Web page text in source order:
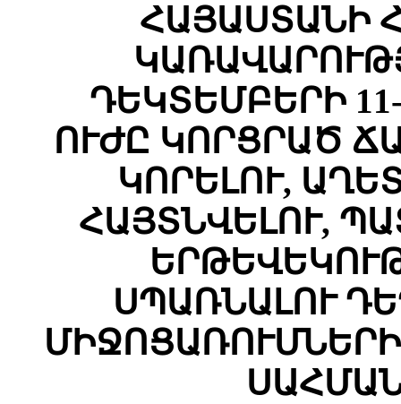
ՀԱՅԱՍՏԱՆԻ
ԴԵԿՏԵՄԲԵՐԻ
ՈՒԺԸ ԿՈՐՑՐԱԾ
ԿՈՐԵԼՈՒ,
ՀԱՅՏՆՎԵԼՈՒ,
ՍՊԱՌՆԱԼՈՒ